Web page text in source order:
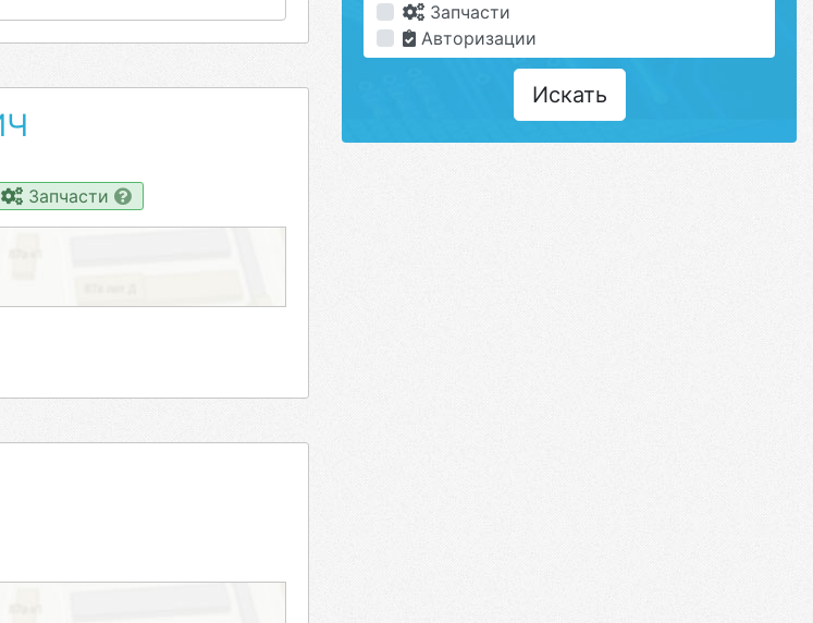
Запчасти
Запчасти
Авторизации
Искать